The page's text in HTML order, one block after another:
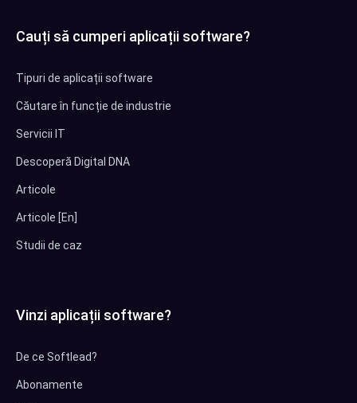
Cauți să cumperi aplicații software?
Tipuri de aplicații software
Căutare în funcție de industrie
Servicii IT
Descoperă Digital DNA
Articole
Articole [En]
Studii de caz
Vinzi aplicații software?
De ce Softlead?
Abonamente